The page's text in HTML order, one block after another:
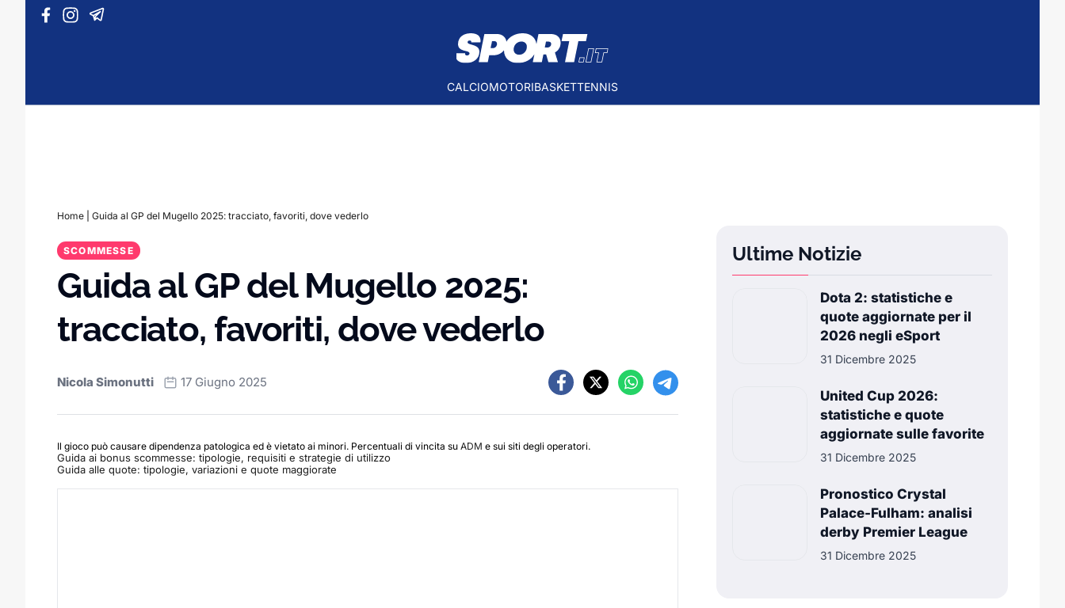
Vai al contenuto
CALCIOMOTORIBASKETTENNIS
Home Guida al GP del Mugello 2025: tracciato, favoriti, dove vederlo
SCOMMESSE
Guida al GP del Mugello 2025:
tracciato, favoriti, dove vederlo
Nicola Simonutti 17 Giugno 2025
Il gioco può causare dipendenza patologica ed è vietato ai minori. Percentuali di vincita su ADM e sui siti degli operatori.
Guida ai bonus scommesse: tipologie, requisiti e strategie di utilizzo
Guida alle quote: tipologie, variazioni e quote maggiorate
Ultime Notizie
Dota 2: statistiche e
quote aggiornate per il
2026 negli eSport
31 Dicembre 2025
United Cup 2026:
statistiche e quote
aggiornate sulle favorite
31 Dicembre 2025
Pronostico Crystal
Palace-Fulham: analisi
derby Premier League
31 Dicembre 2025